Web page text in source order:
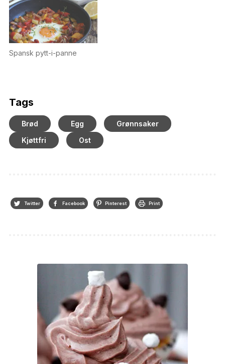
Spansk pytt-i-panne
Tags
Brød Egg
Grønnsaker
Kjøttfri
Ost
Twitter Facebook Pinterest Print